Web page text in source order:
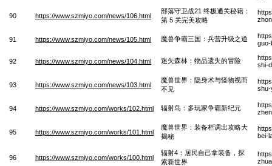
90 https://www.szmiyo.com/news/106.html
部落守卫战21 终极通关秘籍：
第 5 关完美攻略
91 https://www.szmiyo.com/news/105.html 魔兽争霸三国：兵营升级之道
guo-
92 https://www.szmiyo.com/news/104.html 迷失森林：物品遗失的冒险
shi-
93 https://www.szmiyo.com/news/103.html
魔兽世界：隐身术与怪物视而
不见
shu-
94 https://www.szmiyo.com/works/102.html 辐射岛：多玩家争霸新纪元
95 https://www.szmiyo.com/works/101.html
魔兽世界：装备栏调出攻略大
揭秘
bei-
96 https://www.szmiyo.com/works/100.html
辐射4：居民自己拿装备，探
索新世界